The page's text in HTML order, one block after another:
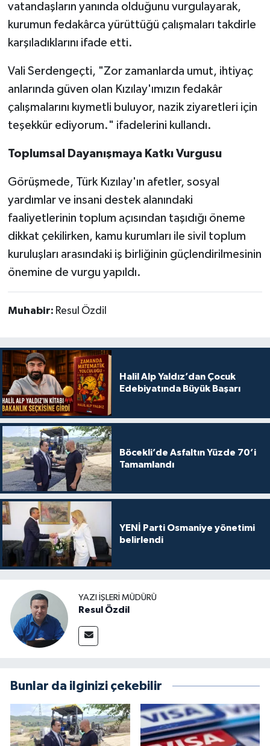
vatandaşların yanında olduğunu vurgulayarak,
kurumun fedakârca yürüttüğü çalışmaları takdirle
karşıladıklarını ifade etti.
Vali Serdengeçti, "Zor zamanlarda umut, ihtiyaç
anlarında güven olan Kızılay'ımızın fedakâr
çalışmalarını kıymetli buluyor, nazik ziyaretleri için
teşekkür ediyorum." ifadelerini kullandı.
Toplumsal Dayanışmaya Katkı Vurgusu
Görüşmede, Türk Kızılay'ın afetler, sosyal
yardımlar ve insani destek alanındaki
faaliyetlerinin toplum açısından taşıdığı öneme
dikkat çekilirken, kamu kurumları ile sivil toplum
kuruluşları arasındaki iş birliğinin güçlendirilmesinin
önemine de vurgu yapıldı.
Muhabir: Resul Özdil
Halil Alp Yaldız’dan Çocuk
Edebiyatında Büyük Başarı
Böcekli’de Asfaltın Yüzde 70’i
Tamamlandı
YENİ Parti Osmaniye yönetimi
belirlendi
YAZI İŞLERI MÜDÜRÜ
Resul Özdil
Bunlar da ilginizi çekebilir